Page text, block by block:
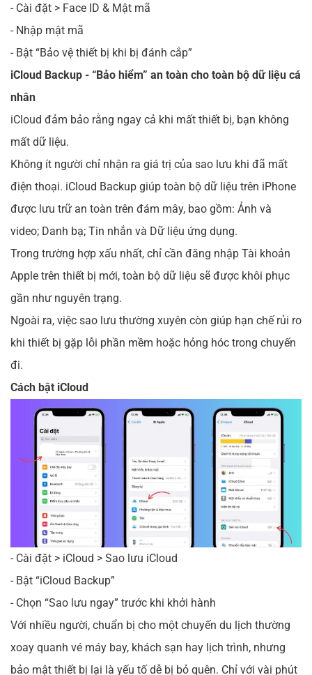
- Cài đặt > Face ID & Mật mã
- Nhập mật mã
- Bật “Bảo vệ thiết bị khi bị đánh cắp”
iCloud Backup - “Bảo hiểm” an toàn cho toàn bộ dữ liệu cá
nhân
iCloud đảm bảo rằng ngay cả khi mất thiết bị, bạn không
mất dữ liệu.
Không ít người chỉ nhận ra giá trị của sao lưu khi đã mất
điện thoại. iCloud Backup giúp toàn bộ dữ liệu trên iPhone
được lưu trữ an toàn trên đám mây, bao gồm: Ảnh và
video; Danh bạ; Tin nhắn và Dữ liệu ứng dụng.
Trong trường hợp xấu nhất, chỉ cần đăng nhập Tài khoản
Apple trên thiết bị mới, toàn bộ dữ liệu sẽ được khôi phục
gần như nguyên trạng.
Ngoài ra, việc sao lưu thường xuyên còn giúp hạn chế rủi ro
khi thiết bị gặp lỗi phần mềm hoặc hỏng hóc trong chuyến
đi.
Cách bật iCloud
- Cài đặt > iCloud > Sao lưu iCloud
- Bật “iCloud Backup”
- Chọn “Sao lưu ngay” trước khi khởi hành
Với nhiều người, chuẩn bị cho một chuyến du lịch thường
xoay quanh vé máy bay, khách sạn hay lịch trình, nhưng
bảo mật thiết bị lại là yếu tố dễ bị bỏ quên. Chỉ với vài phút